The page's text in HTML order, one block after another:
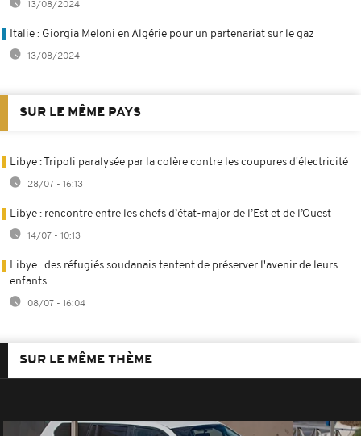
13/08/2024
Italie : Giorgia Meloni en Algérie pour un partenariat sur le gaz
13/08/2024
SUR LE MÊME PAYS
Libye : Tripoli paralysée par la colère contre les coupures d'électricité
28/07 - 16:13
Libye : rencontre entre les chefs d’état-major de l’Est et de l’Ouest
14/07 - 10:13
Libye : des réfugiés soudanais tentent de préserver l'avenir de leurs
enfants
08/07 - 16:04
SUR LE MÊME THÈME